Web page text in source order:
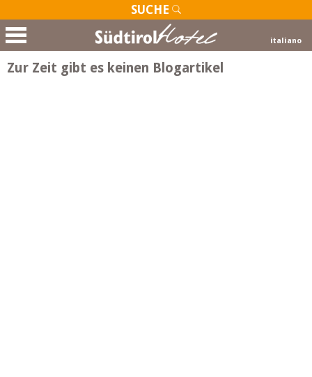
SUCHE
italiano
Zur Zeit gibt es keinen Blogartikel